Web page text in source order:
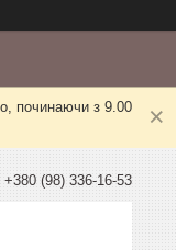
починаючи з 9.00
+380 (98) 336-16-53